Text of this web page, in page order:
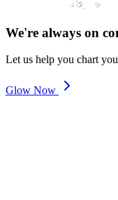
We're always on
Let us help you chart
Glow Now